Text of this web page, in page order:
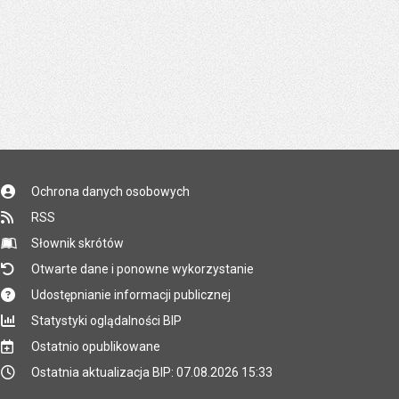
Ochrona danych osobowych
RSS
Słownik skrótów
Otwarte dane i ponowne wykorzystanie
Udostępnianie informacji publicznej
Statystyki oglądalności BIP
Ostatnio opublikowane
Ostatnia aktualizacja BIP: 07.08.2026 15:33